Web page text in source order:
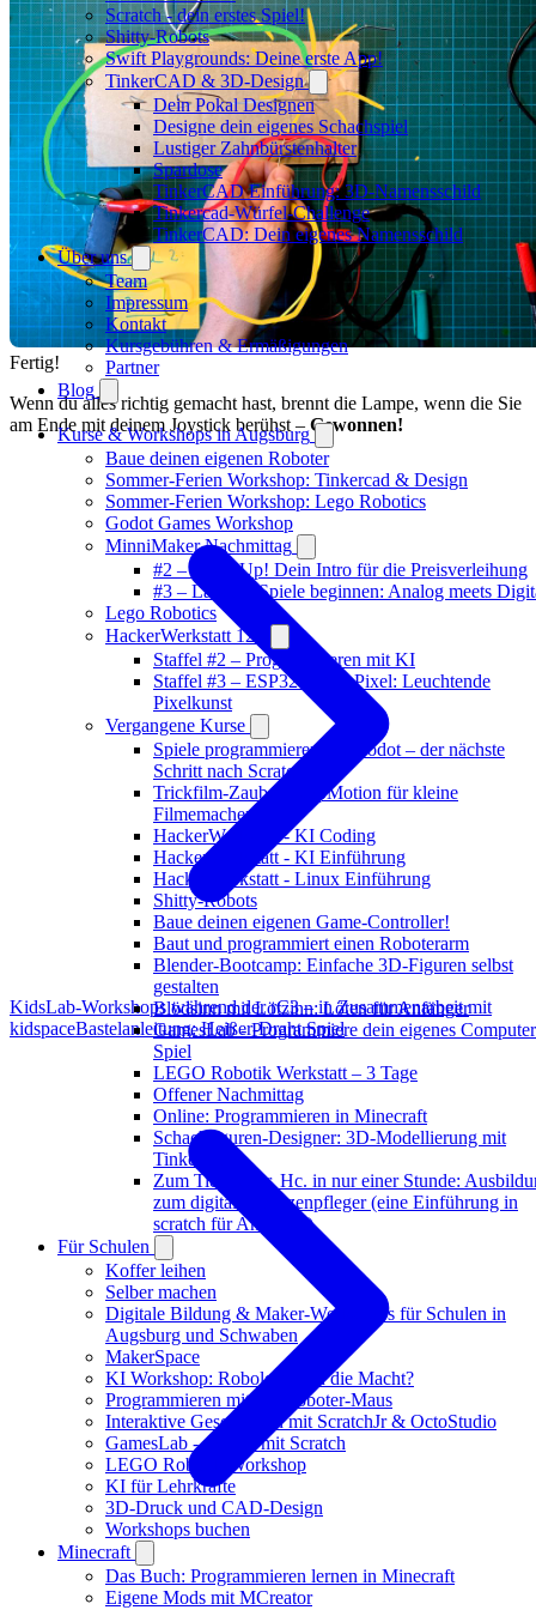
Scratch - dein erstes Spiel!
Shitty-Robots
Swift Playgrounds: Deine erste App!
TinkerCAD & 3D-Design
Dein Pokal Designen
Designe dein eigenes Schachspiel
Lustiger Zahnbürstenhalter
Spardose
TinkerCAD Einführung: 3D-Namensschild
Tinkercad-Würfel-Challenge
TinkerCAD: Dein eigenes Namensschild
Über uns
Team
Impressum
Kontakt
Kursgebühren & Ermäßigungen
Partner
Blog
Kurse & Workshops in Augsburg
Baue deinen eigenen Roboter
Sommer-Ferien Workshop: Tinkercad & Design
Sommer-Ferien Workshop: Lego Robotics
Godot Games Workshop
MinniMaker Nachmittag
#2 – Level Up! Dein Intro für die Preisverleihung
#3 – Lass die Spiele beginnen: Analog meets
Lego Robotics
HackerWerkstatt 12+
Staffel #2 – Programmieren mit KI
Staffel #3 – ESP32 & NeoPixel: Leuchtende
Pixelkunst
Vergangene Kurse
Spiele programmieren mit Godot – der nächste
Schritt nach Scratch
Trickfilm-Zauber: StopMotion für kleine
Filmemacher
HackerWerkstatt - KI Coding
HackerWerkstatt - KI Einführung
HackerWerkstatt - Linux Einführung
Shitty-Robots
Baue deinen eigenen Game-Controller!
Baut und programmiert einen Roboterarm
Blender-Bootcamp: Einfache 3D-Figuren selbst
gestalten
Blödsinn mit Lötzinn: Löten für Anfänger
GamesLab - Programmiere dein eigenes
Spiel
LEGO Robotik Werkstatt – 3 Tage
Offener Nachmittag
Online: Programmieren in Minecraft
Schachfiguren-Designer: 3D-Modellierung mit
Tinkercad
Zum Tierarzt dr. Hc. in nur einer Stunde:
zum digitalen Katzenpfleger (eine Einführung in
scratch für Anfänger)
Für Schulen
Koffer leihen
Selber machen
Digitale Bildung & Maker-Workshops für Schulen in
Augsburg und Schwaben
MakerSpace
KI Workshop: Robolehrer an die Macht?
Programmieren mit der Roboter-Maus
Interaktive Geschichten mit ScratchJr & OctoStudio
GamesLab -- Spiele mit Scratch
LEGO Robotik Workshop
KI für Lehrkräfte
3D-Druck und CAD-Design
Workshops buchen
Minecraft
Das Buch: Programmieren lernen in Minecraft
Eigene Mods mit MCreator
Fertig!
Wenn du alles richtig gemacht hast, brennt die Lampe, wenn die Sie
am Ende mit deinem Joystick berühst – Gewonnen!
KidsLab-Workshops während der rC3 – in Zusammenarbeit mit
kidspaceBastelanleitung: Heißer-Draht Spiel